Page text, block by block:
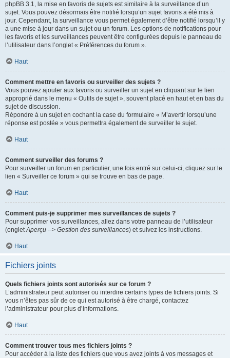
phpBB 3.1, la mise en favoris de sujets est similaire à la surveillance d’un
sujet. Vous pouvez désormais être notifié lorsqu’un sujet favoris a été mis à
jour. Cependant, la surveillance vous permet également d’être notifié lorsqu’il y
a une mise à jour dans un sujet ou un forum. Les options de notifications pour
les favoris et les surveillances peuvent être configurées depuis le panneau de
l’utilisateur dans l’onglet « Préférences du forum ».
Haut
Comment mettre en favoris ou surveiller des sujets ?
Vous pouvez ajouter aux favoris ou surveiller un sujet en cliquant sur le lien
approprié dans le menu « Outils de sujet », souvent placé en haut et en bas du
sujet de discussion.
Répondre à un sujet en cochant la case du formulaire « M’avertir lorsqu’une
réponse est postée » vous permettra également de surveiller le sujet.
Haut
Comment surveiller des forums ?
Pour surveiller un forum en particulier, une fois entré sur celui-ci, cliquez sur le
lien « Surveiller ce forum » qui se trouve en bas de page.
Haut
Comment puis-je supprimer mes surveillances de sujets ?
Pour supprimer vos surveillances, allez dans votre panneau de l’utilisateur
(ongletAperçu --> Gestion des surveillances) et suivez les instructions.
Haut
Fichiers joints
Quels fichiers joints sont autorisés sur ce forum ?
L’administrateur peut autoriser ou interdire certains types de fichiers joints. Si
vous n’êtes pas sûr de ce qui est autorisé à être chargé, contactez
l’administrateur pour plus d’informations.
Haut
Comment trouver tous mes fichiers joints ?
Pour accéder à la liste des fichiers que vous avez joints à vos messages et